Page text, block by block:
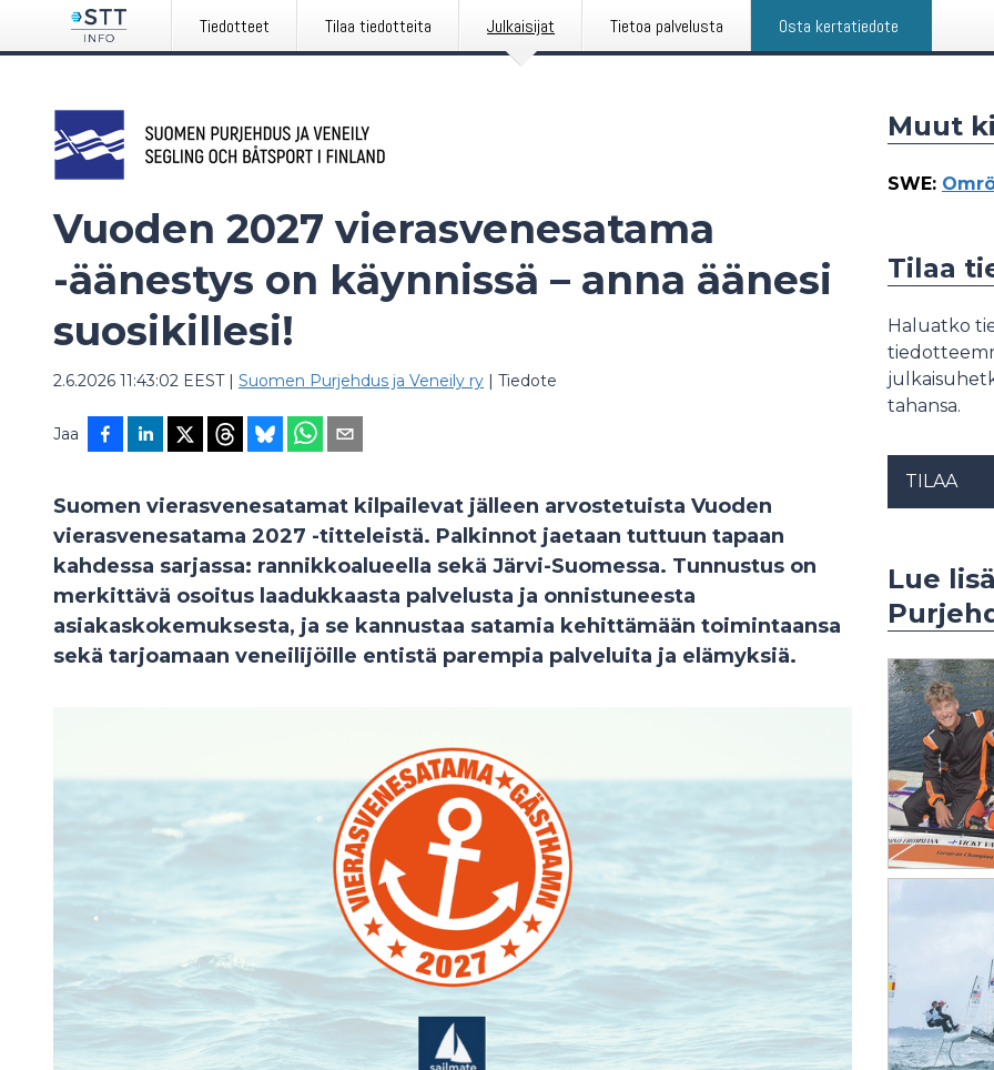
Tiedotteet Tilaa tiedotteita Julkaisijat Tietoa palvelusta Osta kertatiedote
Vuoden 2027 vierasvenesatama
-äänestys on käynnissä – anna äänesi
suosikillesi!
2.6.2026 11:43:02 EEST| Suomen Purjehdus ja Veneily ry | Tiedote
Jaa
Suomen vierasvenesatamat kilpailevat jälleen arvostetuista Vuoden
vierasvenesatama 2027 -titteleistä. Palkinnot jaetaan tuttuun tapaan
kahdessa sarjassa: rannikkoalueella sekä Järvi-Suomessa. Tunnustus on
merkittävä osoitus laadukkaasta palvelusta ja onnistuneesta
asiakaskokemuksesta, ja se kannustaa satamia kehittämään toimintaansa
sekä tarjoamaan veneilijöille entistä parempia palveluita ja elämyksiä.
Muut
SWE:
Tilaa
Haluatko
tahansa.
TILAA
Lue